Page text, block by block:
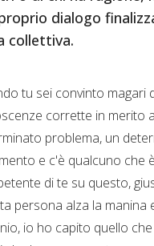
dialogo
collettiva.
tu sei convinto magari
corrette in merito
problema, un
e c'è qualcuno che
di te su questo,
persona alza la manina
io ho capito quello